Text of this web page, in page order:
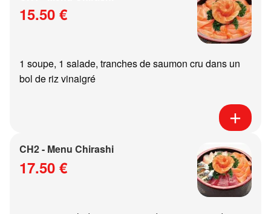
15.50 €
1 soupe, 1 salade, tranches de saumon cru dans un
bol de riz vinaigré
CH2 - Menu Chirashi
17.50 €